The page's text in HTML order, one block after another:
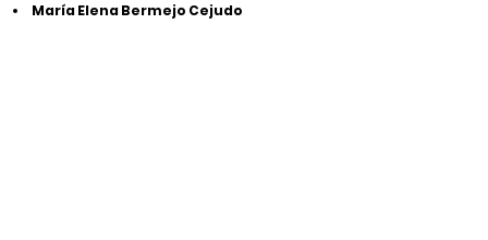
María Elena Bermejo Cejudo